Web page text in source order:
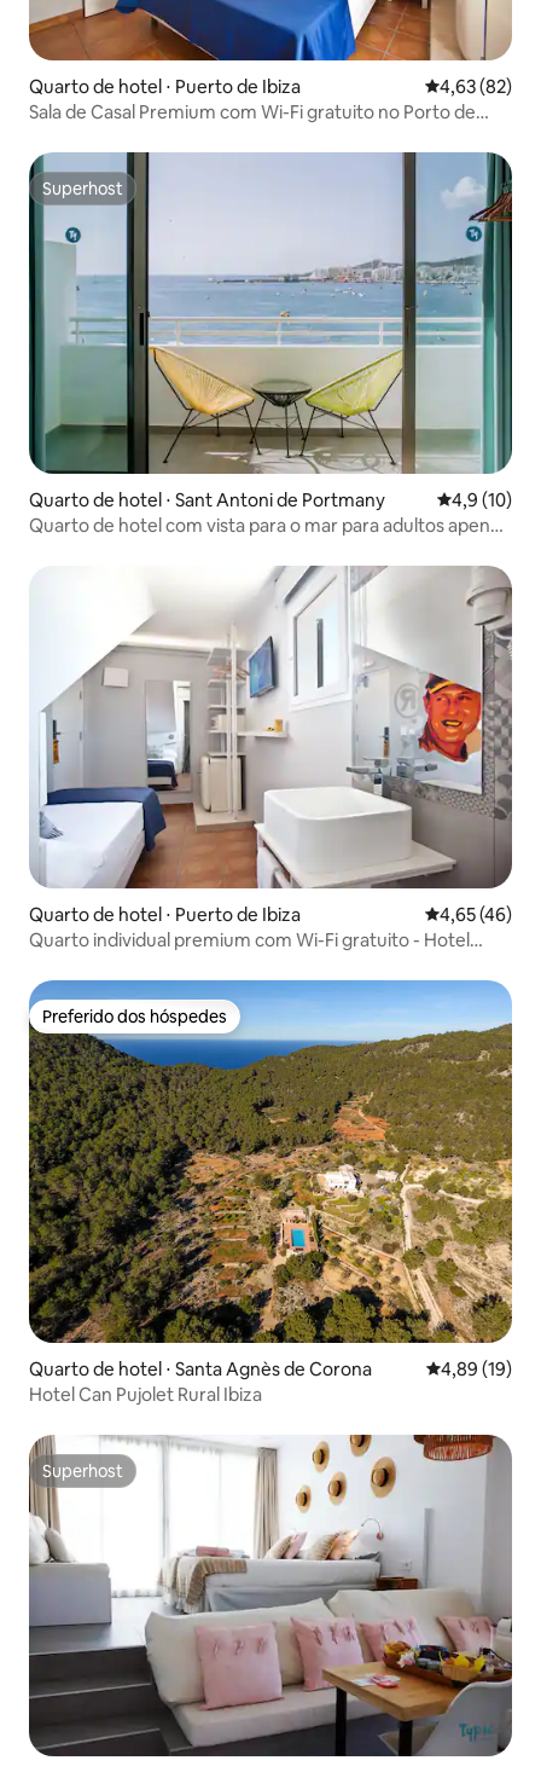
Quarto de hotel ⋅ Puerto de Ibiza 4,63 de uma
4,63 (82)
Sala de Casal Premium com Wi-Fi gratuito no Porto de
Superhost
Superhost
Quarto de hotel ⋅ Sant Antoni de Portmany 4,9 de uma
4,9 (10)
Quarto de hotel com vista para o mar para adultos apenas
Quarto de hotel ⋅ Puerto de Ibiza 4,65 de uma
4,65 (46)
Quarto individual premium com Wi-Fi gratuito - Hotel
Preferido dos hóspedes
Preferido dos hóspedes
Quarto de hotel ⋅ Santa Agnès de Corona 4,89 de uma
4,89 (19)
Hotel Can Pujolet Rural Ibiza
Superhost
Superhost